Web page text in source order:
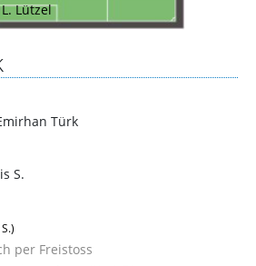
L. Lützel
Türk
S.
per Freistoss